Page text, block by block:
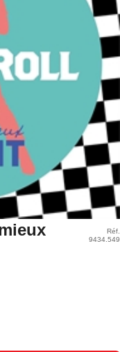
Réf.
9434.549